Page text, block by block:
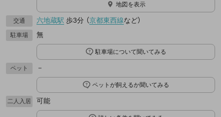
地図を表示
交通 六地蔵駅 歩3分 （京都東西線など）
駐車場 無
駐車場について聞いてみる
ペット －
ペットが飼えるか聞いてみる
二人入居 可能